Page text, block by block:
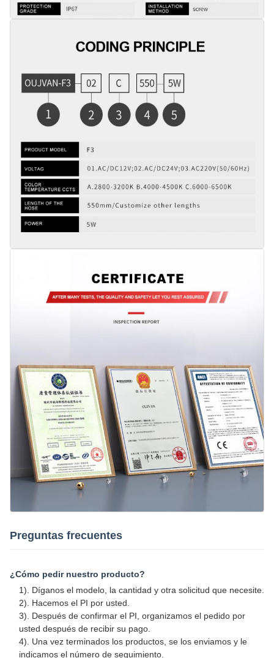
Preguntas frecuentes
¿Cómo pedir nuestro producto?
1). Díganos el modelo, la cantidad y otra solicitud que necesite.
2). Hacemos el PI por usted.
3). Después de confirmar el PI, organizamos el pedido por
usted después de recibir su pago.
4). Una vez terminados los productos, se los enviamos y le
indicamos el número de seguimiento.